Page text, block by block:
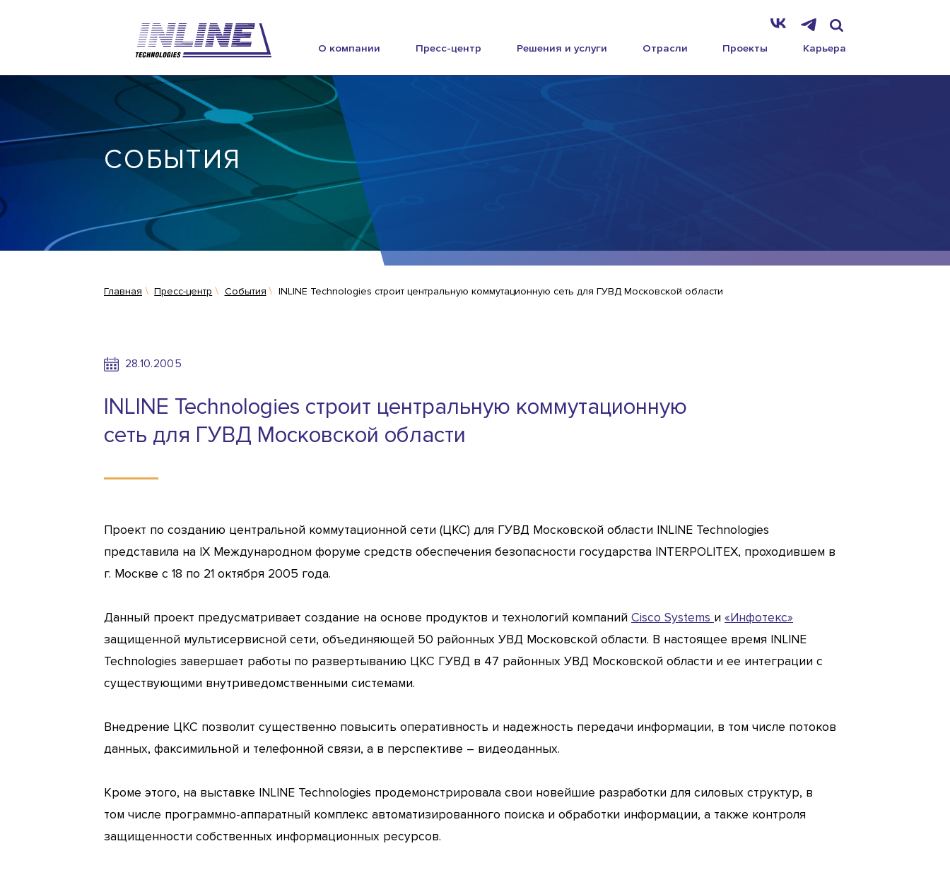
О компании Пресс-центр Решения и услуги Отрасли Проекты Карьера
СОБЫТИЯ
Главная Пресс-центр События INLINE Technologies строит центральную коммутационную сеть для ГУВД Московской области
28.10.2005
INLINE Technologies строит центральную коммутационную
сеть для ГУВД Московской области
Проект по созданию центральной коммутационной сети (ЦКС) для ГУВД Московской области INLINE Technologies
представила на IX Международном форуме средств обеспечения безопасности государства INTERPOLITEX, проходившем в
г. Москве с 18 по 21 октября 2005 года.
Данный проект предусматривает создание на основе продуктов и технологий компаний Cisco Systems и «Инфотекс»
защищенной мультисервисной сети, объединяющей 50 районных УВД Московской области. В настоящее время INLINE
Technologies завершает работы по развертыванию ЦКС ГУВД в 47 районных УВД Московской области и ее интеграции с
существующими внутриведомственными системами.
Внедрение ЦКС позволит существенно повысить оперативность и надежность передачи информации, в том числе потоков
данных, факсимильной и телефонной связи, а в перспективе – видеоданных.
Кроме этого, на выставке INLINE Technologies продемонстрировала свои новейшие разработки для силовых структур, в
том числе программно-аппаратный комплекс автоматизированного поиска и обработки информации, а также контроля
защищенности собственных информационных ресурсов.